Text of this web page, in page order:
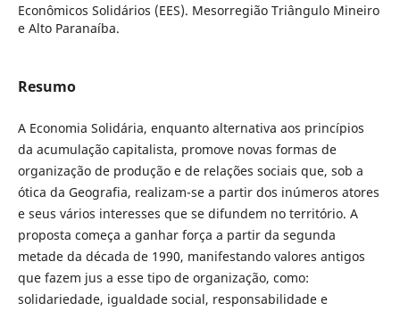
Econômicos Solidários (EES). Mesorregião Triângulo Mineiro
e Alto Paranaíba.
Resumo
A Economia Solidária, enquanto alternativa aos princípios
da acumulação capitalista, promove novas formas de
organização de produção e de relações sociais que, sob a
ótica da Geografia, realizam-se a partir dos inúmeros atores
e seus vários interesses que se difundem no território. A
proposta começa a ganhar força a partir da segunda
metade da década de 1990, manifestando valores antigos
que fazem jus a esse tipo de organização, como:
solidariedade, igualdade social, responsabilidade e